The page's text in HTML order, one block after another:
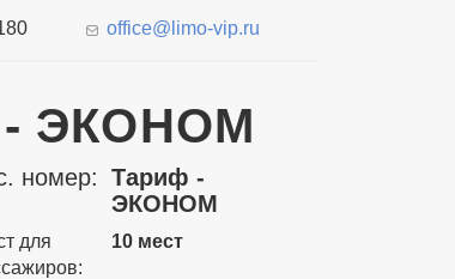
office@limo-vip.ru
ЭКОНОМ
номер: Тариф -
ЭКОНОМ
для
10 мест